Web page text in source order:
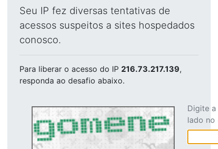
Seu IP fez diversas tentativas de
acessos suspeitos a sites hospedados
conosco.
Para liberar o acesso do IP 216.73.217.139,
responda ao desafio abaixo.
Digite
lado no